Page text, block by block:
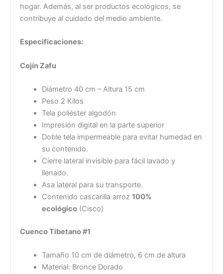
hogar. Además, al ser productos ecológicos, se
contribuye al cuidado del medio ambiente.
Especificaciones:
Cojín Zafu
Diámetro 40 cm – Altura 15 cm
Peso 2 Kilos
Tela poliéster algodón
Impresión digital en la parte superior
Doble tela impermeable para evitar humedad en
su contenido.
Cierre lateral invisible para fácil lavado y
llenado.
Asa lateral para su transporte.
Contenido cascarilla arroz 100%
ecológico(Cisco)
Cuenco Tibetano #1
Tamaño 10 cm de diámetro, 6 cm de altura
Material: Bronce Dorado